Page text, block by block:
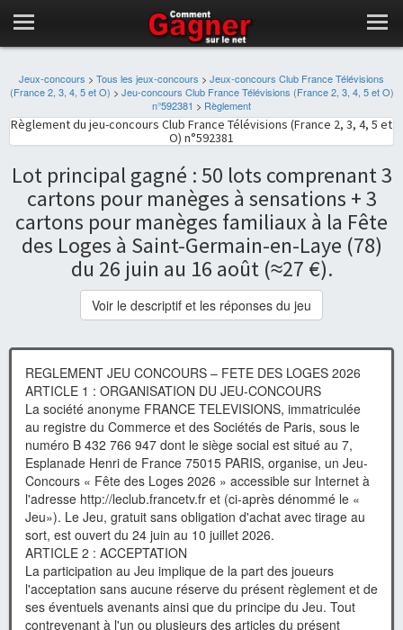
Jeux-concours > Tous les jeux-concours > Jeux-concours Club France Télévisions
(France 2, 3, 4, 5 et O) > Jeu-concours Club France Télévisions (France 2, 3, 4, 5 et O)
n°592381 > Règlement
Règlement du jeu-concours Club France Télévisions (France 2, 3, 4, 5 et
O) n°592381
Lot principal gagné : 50 lots comprenant 3
cartons pour manèges à sensations + 3
cartons pour manèges familiaux à la Fête
des Loges à Saint-Germain-en-Laye (78)
du 26 juin au 16 août (≈27 €).
Voir le descriptif et les réponses du jeu
REGLEMENT JEU CONCOURS – FETE DES LOGES 2026
ARTICLE 1 : ORGANISATION DU JEU-CONCOURS
La société anonyme FRANCE TELEVISIONS, immatriculée
au registre du Commerce et des Sociétés de Paris, sous le
numéro B 432 766 947 dont le siège social est situé au 7,
Esplanade Henri de France 75015 PARIS, organise, un Jeu-
Concours « Fête des Loges 2026 » accessible sur Internet à
l'adresse http://leclub.francetv.fr et (ci-après dénommé le «
Jeu»). Le Jeu, gratuit sans obligation d'achat avec tirage au
sort, est ouvert du 24 juin au 10 juillet 2026.
ARTICLE 2 : ACCEPTATION
La participation au Jeu implique de la part des joueurs
l'acceptation sans aucune réserve du présent règlement et de
ses éventuels avenants ainsi que du principe du Jeu. Tout
contrevenant à l'un ou plusieurs des articles du présent